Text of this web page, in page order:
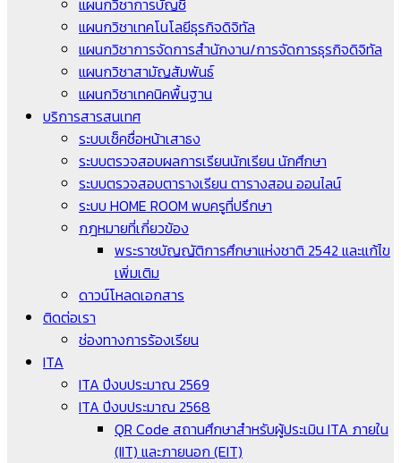
แผนกวิชาการบัญชี
แผนกวิชาเทคโนโลยีธุรกิจดิจิทัล
แผนกวิชาการจัดการสำนักงาน/การจัดการธุรกิจดิจิทัล
แผนกวิชาสามัญสัมพันธ์
แผนกวิชาเทคนิคพื้นฐาน
บริการสารสนเทศ
ระบบเช็คชื่อหน้าเสาธง
ระบบตรวจสอบผลการเรียนนักเรียน นักศึกษา
ระบบตรวจสอบตารางเรียน ตารางสอน ออนไลน์
ระบบ HOME ROOM พบครูที่ปรึกษา
กฎหมายที่เกี่ยวข้อง
พระราชบัญญัติการศึกษาแห่งชาติ 2542 และแก้ไข
เพิ่มเติม
ดาวน์โหลดเอกสาร
ติดต่อเรา
ช่องทางการร้องเรียน
ITA
ITA ปีงบประมาณ 2569
ITA ปีงบประมาณ 2568
QR Code สถานศึกษาสำหรับผู้ประเมิน ITA ภายใน
(IIT) และภายนอก (EIT)